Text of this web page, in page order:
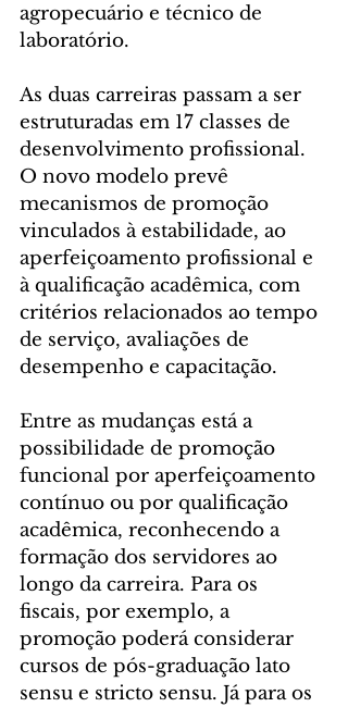
agropecuário e técnico de
laboratório.
As duas carreiras passam a ser
estruturadas em 17 classes de
desenvolvimento profissional.
O novo modelo prevê
mecanismos de promoção
vinculados à estabilidade, ao
aperfeiçoamento profissional e
à qualificação acadêmica, com
critérios relacionados ao tempo
de serviço, avaliações de
desempenho e capacitação.
Entre as mudanças está a
possibilidade de promoção
funcional por aperfeiçoamento
contínuo ou por qualificação
acadêmica, reconhecendo a
formação dos servidores ao
longo da carreira. Para os
fiscais, por exemplo, a
promoção poderá considerar
cursos de pós-graduação lato
sensu e stricto sensu. Já para os